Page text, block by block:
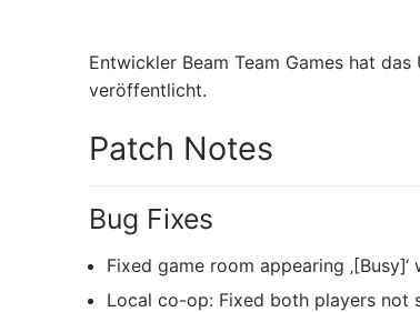
Entwickler Beam Team Games hat
veröffentlicht.
Patch Notes
Bug Fixes
Fixed game room appearing
Local co-op: Fixed both players not